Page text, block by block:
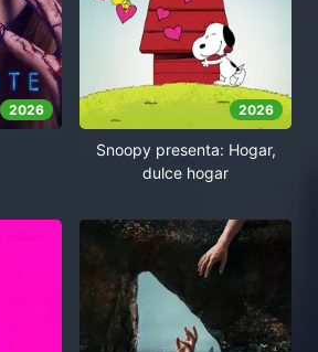
2026 2026
Snoopy presenta: Hogar,
dulce hogar